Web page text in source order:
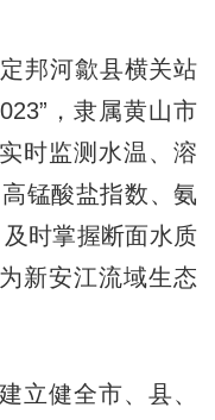
邦河歙县横关站
，隶属黄山市
时监测水温、溶
锰酸盐指数、氨
时掌握断面水质
新安江流域生态
健全市、县、